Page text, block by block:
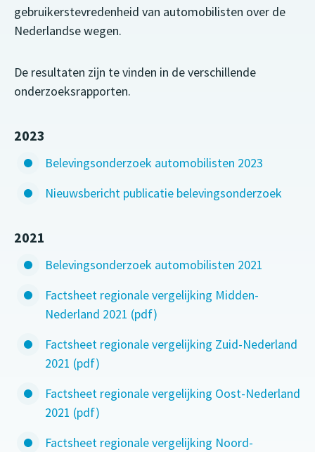
gebruikerstevredenheid van automobilisten over de
Nederlandse wegen.
De resultaten zijn te vinden in de verschillende
onderzoeksrapporten.
2023
Belevingsonderzoek automobilisten 2023
Nieuwsbericht publicatie belevingsonderzoek
2021
Belevingsonderzoek automobilisten 2021
Factsheet regionale vergelijking Midden-
Nederland 2021 (pdf)
Factsheet regionale vergelijking Zuid-Nederland
2021 (pdf)
Factsheet regionale vergelijking Oost-Nederland
2021 (pdf)
Factsheet regionale vergelijking Noord-